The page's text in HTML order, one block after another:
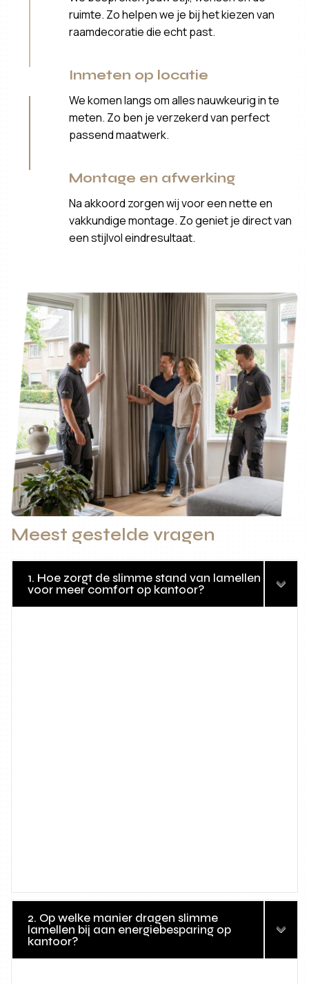
ruimte. Zo helpen we je bij het kiezen van
raamdecoratie die echt past.
Inmeten op locatie
We komen langs om alles nauwkeurig in te
meten. Zo ben je verzekerd van perfect
passend maatwerk.
Montage en afwerking
Na akkoord zorgen wij voor een nette en
vakkundige montage. Zo geniet je direct van
een stijlvol eindresultaat.
Meest gestelde vragen
1. Hoe zorgt de slimme stand van lamellen
voor meer comfort op kantoor?
2. Op welke manier dragen slimme
lamellen bij aan energiebesparing op
kantoor?